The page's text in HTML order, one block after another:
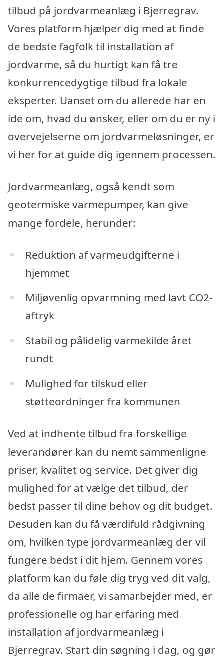
tilbud på jordvarmeanlæg i Bjerregrav.
Vores platform hjælper dig med at finde
de bedste fagfolk til installation af
jordvarme, så du hurtigt kan få tre
konkurrencedygtige tilbud fra lokale
eksperter. Uanset om du allerede har en
ide om, hvad du ønsker, eller om du er ny i
overvejelserne om jordvarmeløsninger, er
vi her for at guide dig igennem processen.
Jordvarmeanlæg, også kendt som
geotermiske varmepumper, kan give
mange fordele, herunder:
Reduktion af varmeudgifterne i
hjemmet
Miljøvenlig opvarmning med lavt CO2-
aftryk
Stabil og pålidelig varmekilde året
rundt
Mulighed for tilskud eller
støtteordninger fra kommunen
Ved at indhente tilbud fra forskellige
leverandører kan du nemt sammenligne
priser, kvalitet og service. Det giver dig
mulighed for at vælge det tilbud, der
bedst passer til dine behov og dit budget.
Desuden kan du få værdifuld rådgivning
om, hvilken type jordvarmeanlæg der vil
fungere bedst i dit hjem. Gennem vores
platform kan du føle dig tryg ved dit valg,
da alle de firmaer, vi samarbejder med, er
professionelle og har erfaring med
installation af jordvarmeanlæg i
Bjerregrav. Start din søgning i dag, og gør